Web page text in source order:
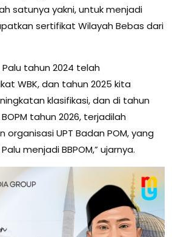
satunya yakni, untuk menjadi
sertifikat Wilayah Bebas dari
Palu tahun 2024 telah
WBK, dan tahun 2025 kita
klasifikasi, dan di tahun
tahun 2026, terjadilah
UPT Badan POM, yang
menjadi BBPOM,” ujarnya.